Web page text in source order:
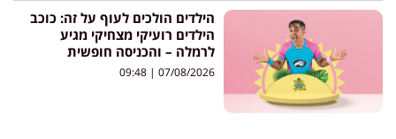
הילדים הולכים לעוף על זה: כוכב
הילדים רועיקי מצחיקי מגיע
לרמלה – והכניסה חופשית
07/08/2026